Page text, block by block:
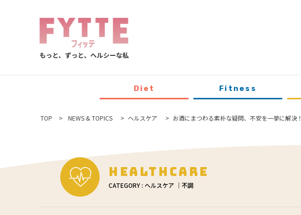
Diet Fitness
TOP NEWS & TOPICS ヘルスケア お酒にまつわる素朴な疑問、不安を一挙に解決！
Healthcare
CATEGORY : ヘルスケア ｜不調